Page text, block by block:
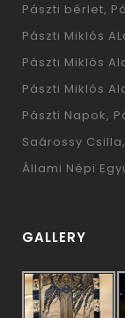
Pászti bérlet
Pászti Miklós
Pászti Miklós
Pászti Miklós
Pászti Napok
Saárossy Csilla
Állami Népi
GALLERY